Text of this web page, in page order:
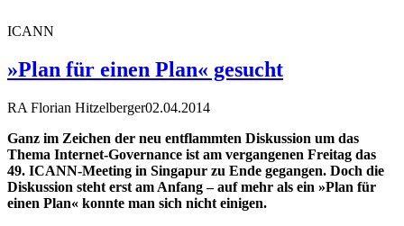
ICANN
»Plan für einen Plan« gesucht
RA Florian Hitzelberger02.04.2014
Ganz im Zeichen der neu entflammten Diskussion um das
Thema Internet-Governance ist am vergangenen Freitag das
49. ICANN-Meeting in Singapur zu Ende gegangen. Doch die
Diskussion steht erst am Anfang – auf mehr als ein »Plan für
einen Plan« konnte man sich nicht einigen.